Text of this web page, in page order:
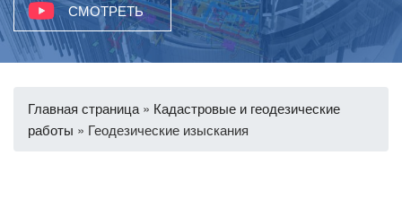
СМОТРЕТЬ
Главная страница » Кадастровые и геодезические
работы » Геодезические изыскания